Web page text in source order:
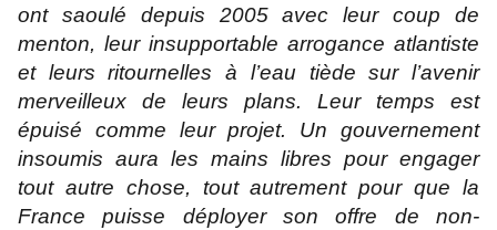
ont saoulé depuis 2005 avec leur coup de
menton, leur insupportable arrogance atlantiste
et leurs ritournelles à l’eau tiède sur l’avenir
merveilleux de leurs plans. Leur temps est
épuisé comme leur projet. Un gouvernement
insoumis aura les mains libres pour engager
tout autre chose, tout autrement pour que la
France puisse déployer son offre de non-